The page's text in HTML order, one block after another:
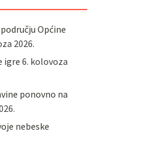
Općine
2026.
igre6. kolovoza
ponovno na
nebeske